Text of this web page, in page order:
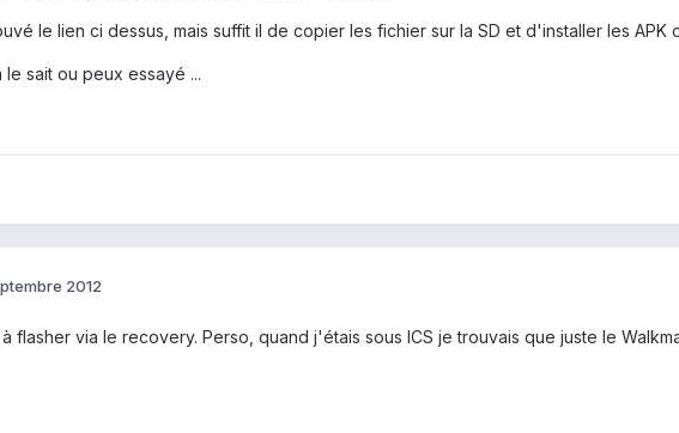
le lien ci dessus, mais suffit il de copier les fichier sur la SD et d'installer les
sait ou peux essayé ...
2012
flasher via le recovery. Perso, quand j'étais sous ICS je trouvais que juste le